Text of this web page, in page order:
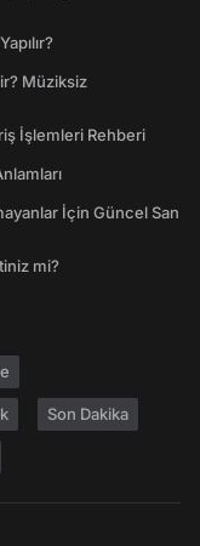
Müziksiz
İşlemleri Rehberi
İçin Güncel San
mi?
Son Dakika